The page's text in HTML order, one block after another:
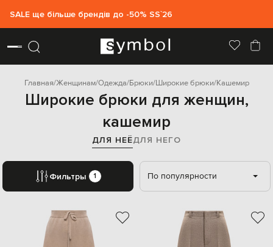
SALE ще більше брендів до -50% SS`26
Главная Женщинам Одежда Брюки Широкие брюки Кашемир
Широкие брюки для женщин,
кашемир
ДЛЯ НЕЁДЛЯ НЕГО
Фильтры 1 По популярности